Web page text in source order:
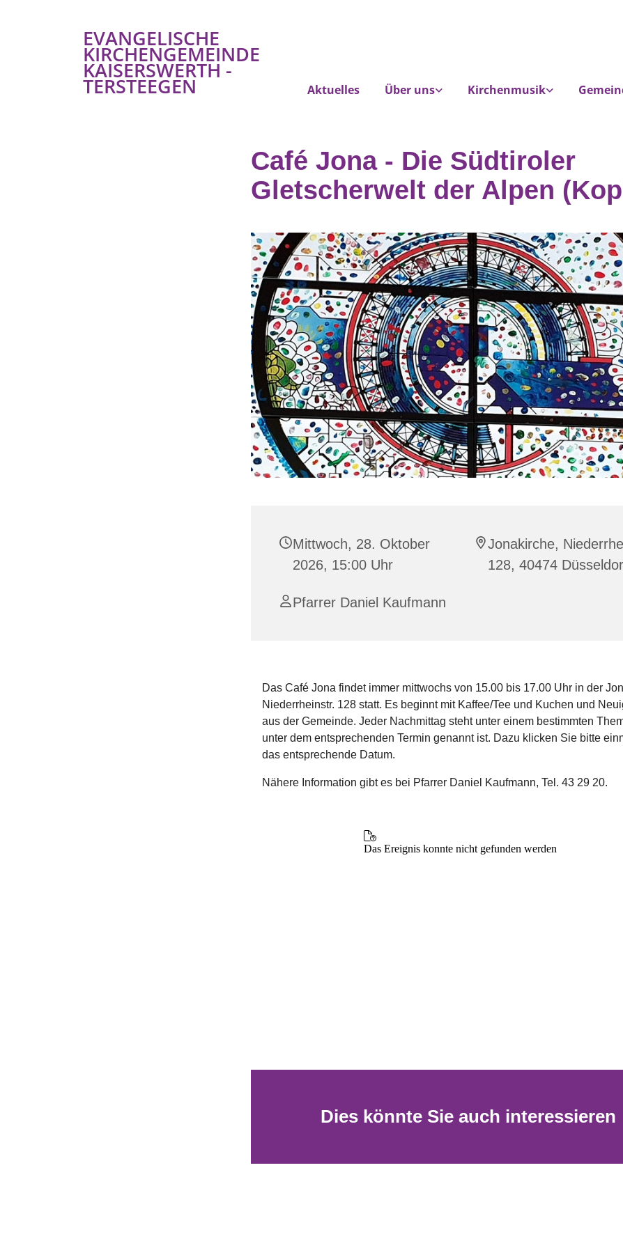
EVANGELISCHE
KIRCHENGEMEINDE
KAISERSWERTH -
TERSTEEGEN Aktuelles Über uns Kirchenmusik
Café Jona - Die Südtiroler
Gletscherwelt der Alpen
Mittwoch, 28. Oktober
2026, 15:00 Uhr
Jonakirche,
128, 40474
Pfarrer Daniel Kaufmann
Das Café Jona findet immer mittwochs von 15.00 bis 17.00 Uhr in der
Niederrheinstr. 128 statt. Es beginnt mit Kaffee/Tee und Kuchen und
aus der Gemeinde. Jeder Nachmittag steht unter einem bestimmten
unter dem entsprechenden Termin genannt ist. Dazu klicken Sie bitte
das entsprechende Datum.
Nähere Information gibt es bei Pfarrer Daniel Kaufmann, Tel. 43 29 20.
Dies könnte Sie auch interessieren